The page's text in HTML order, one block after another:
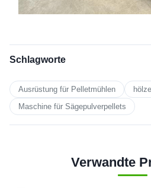
Schlagworte
Ausrüstung für Pelletmühlen
Maschine für Sägepulverpellets
Verwandte